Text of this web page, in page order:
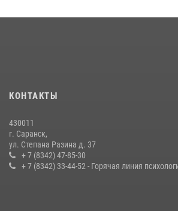
содействии сотрудников Росгвардии
Сотрудники Росгвардии обеспечили
конкурса профмастерства в Саранске
23 июля 2026, 11:54 4
КОНТАКТЫ
430011
г. Саранск,
ул. Степана Разина д. 37
+ 7 (8342) 47-85-30
+ 7 (8342) 33-44-52 - Горячая линия